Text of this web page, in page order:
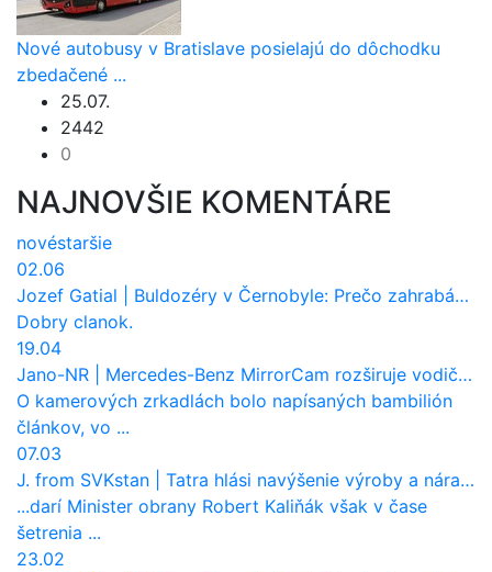
Nové autobusy v Bratislave posielajú do dôchodku
zbedačené ...
25.07.
2442
0
NAJNOVŠIE KOMENTÁRE
novéstaršie
02.06
Jozef Gatial
Buldozéry v Černobyle: Prečo zahrabávali Červený les pod zem?
Dobry clanok.
19.04
Jano-NR
Mercedes-Benz MirrorCam rozširuje vodičovi výhľad a uberá autobusom odpor vzduchu
O kamerových zrkadlách bolo napísaných bambilión
článkov, vo ...
07.03
J. from SVKstan
Tatra hlási navýšenie výroby a nárast tržieb. Ktorí odberatelia sú kľúčoví?
...darí Minister obrany Robert Kaliňák však v čase
šetrenia ...
23.02